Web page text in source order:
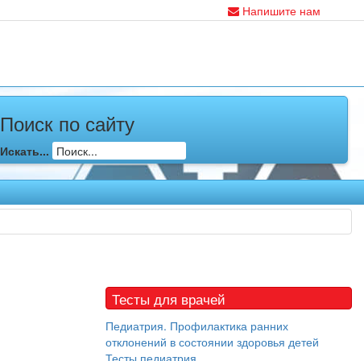
Напишите нам
Поиск по сайту
Искать...
Тесты для врачей
Педиатрия. Профилактика ранних
отклонений в состоянии здоровья детей
Тесты педиатрия